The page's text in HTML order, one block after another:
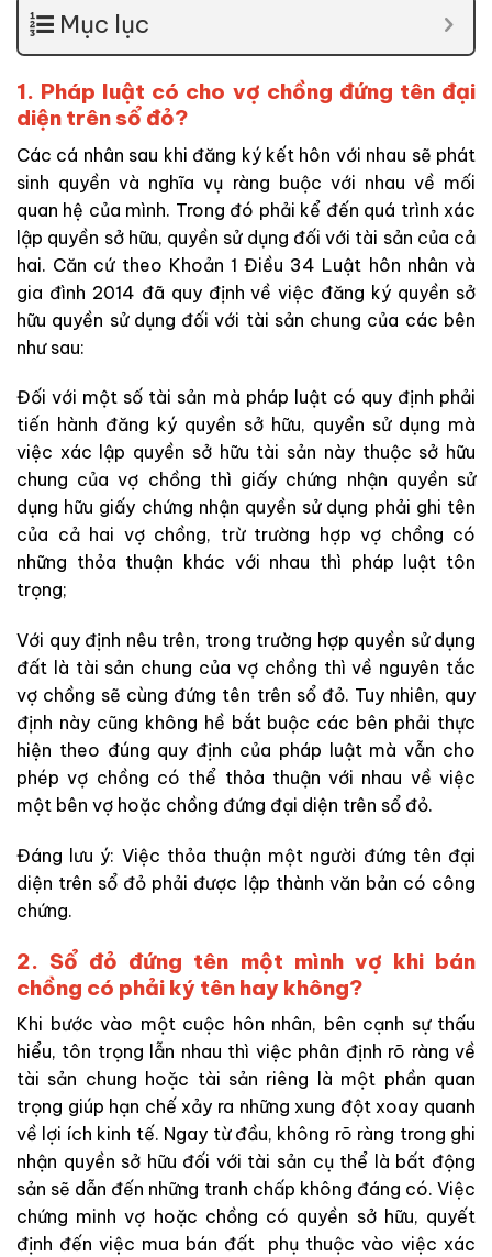
Mục lục
1. Pháp luật có cho vợ chồng đứng tên đại
diện trên sổ đỏ?
Các cá nhân sau khi đăng ký kết hôn với nhau sẽ phát
sinh quyền và nghĩa vụ ràng buộc với nhau về mối
quan hệ của mình. Trong đó phải kể đến quá trình xác
lập quyền sở hữu, quyền sử dụng đối với tài sản của cả
hai. Căn cứ theo Khoản 1 Điều 34 Luật hôn nhân và
gia đình 2014 đã quy định về việc đăng ký quyền sở
hữu quyền sử dụng đối với tài sản chung của các bên
như sau:
Đối với một số tài sản mà pháp luật có quy định phải
tiến hành đăng ký quyền sở hữu, quyền sử dụng mà
việc xác lập quyền sở hữu tài sản này thuộc sở hữu
chung của vợ chồng thì giấy chứng nhận quyền sử
dụng hữu giấy chứng nhận quyền sử dụng phải ghi tên
của cả hai vợ chồng, trừ trường hợp vợ chồng có
những thỏa thuận khác với nhau thì pháp luật tôn
trọng;
Với quy định nêu trên, trong trường hợp quyền sử dụng
đất là tài sản chung của vợ chồng thì về nguyên tắc
vợ chồng sẽ cùng đứng tên trên sổ đỏ. Tuy nhiên, quy
định này cũng không hề bắt buộc các bên phải thực
hiện theo đúng quy định của pháp luật mà vẫn cho
phép vợ chồng có thể thỏa thuận với nhau về việc
một bên vợ hoặc chồng đứng đại diện trên sổ đỏ.
Đáng lưu ý: Việc thỏa thuận một người đứng tên đại
diện trên sổ đỏ phải được lập thành văn bản có công
chứng.
2. Sổ đỏ đứng tên một mình vợ khi bán
chồng có phải ký tên hay không?
Khi bước vào một cuộc hôn nhân, bên cạnh sự thấu
hiểu, tôn trọng lẫn nhau thì việc phân định rõ ràng về
tài sản chung hoặc tài sản riêng là một phần quan
trọng giúp hạn chế xảy ra những xung đột xoay quanh
về lợi ích kinh tế. Ngay từ đầu, không rõ ràng trong ghi
nhận quyền sở hữu đối với tài sản cụ thể là bất động
sản sẽ dẫn đến những tranh chấp không đáng có. Việc
chứng minh vợ hoặc chồng có quyền sở hữu, quyết
định đến việc mua bán đất phụ thuộc vào việc xác